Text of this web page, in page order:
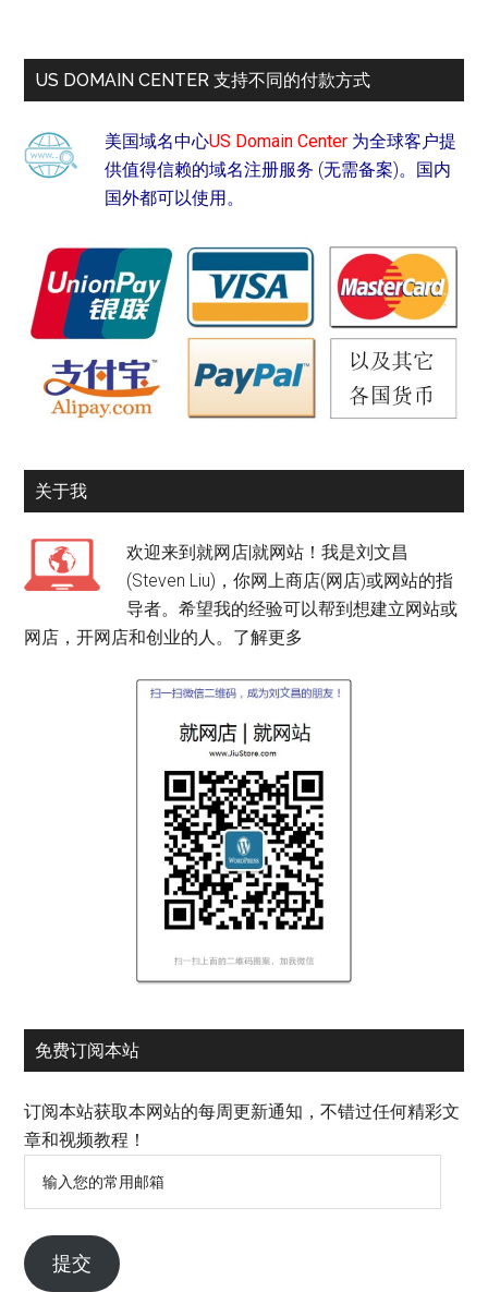
US DOMAIN CENTER 支持不同的付款方式
美国域名中心US Domain Center 为全球客户提
供值得信赖的域名注册服务 (无需备案)。国内
国外都可以使用。
关于我
欢迎来到就网店|就网站！我是刘文昌
(Steven Liu)，你网上商店(网店)或网站的指
导者。希望我的经验可以帮到想建立网站或
网店，开网店和创业的人。 了解更多
免费订阅本站
订阅本站获取本网站的每周更新通知，不错过任何精彩文
章和视频教程！
的
常
提交